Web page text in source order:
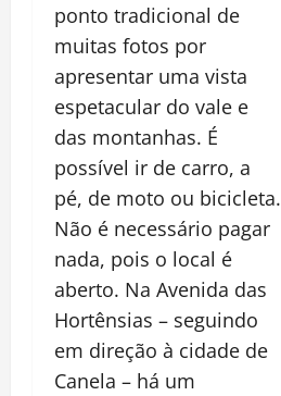
ponto tradicional de
muitas fotos por
apresentar uma vista
espetacular do vale e
das montanhas. É
possível ir de carro, a
pé, de moto ou bicicleta.
Não é necessário pagar
nada, pois o local é
aberto. Na Avenida das
Hortênsias – seguindo
em direção à cidade de
Canela – há um